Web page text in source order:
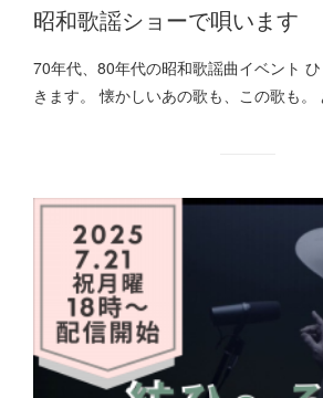
昭和歌謡ショーで唄います
70年代、80年代の昭和歌謡曲イベント
きます。 懐かしいあの歌も、この歌も